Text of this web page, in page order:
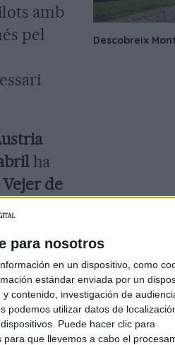
para nosotros
en un dispositivo, como
estándar enviada por un
contenido, investigación de
podemos utilizar datos de
Puede hacer clic para
que llevemos a cabo el
amb
pel
ha
Vejer de
mateixa